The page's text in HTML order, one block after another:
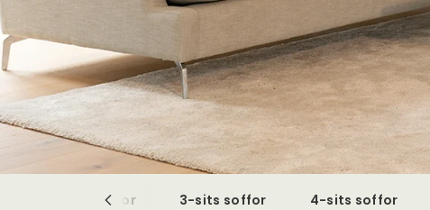
2,5-sits soffor 3-sits soffor 4-sits soffor